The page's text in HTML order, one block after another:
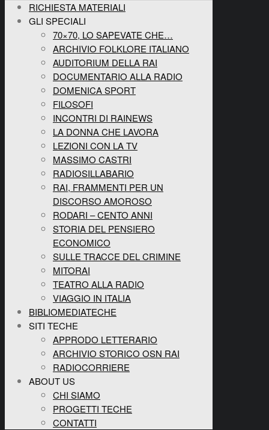
RICHIESTA MATERIALI
GLI SPECIALI
70×70, LO SAPEVATE CHE…
ARCHIVIO FOLKLORE ITALIANO
AUDITORIUM DELLA RAI
DOCUMENTARIO ALLA RADIO
DOMENICA SPORT
FILOSOFI
INCONTRI DI RAINEWS
LA DONNA CHE LAVORA
LEZIONI CON LA TV
MASSIMO CASTRI
RADIOSILLABARIO
RAI, FRAMMENTI PER UN
DISCORSO AMOROSO
RODARI – CENTO ANNI
STORIA DEL PENSIERO
ECONOMICO
SULLE TRACCE DEL CRIMINE
MITORAI
TEATRO ALLA RADIO
VIAGGIO IN ITALIA
BIBLIOMEDIATECHE
SITI TECHE
APPRODO LETTERARIO
ARCHIVIO STORICO OSN RAI
RADIOCORRIERE
ABOUT US
CHI SIAMO
PROGETTI TECHE
CONTATTI